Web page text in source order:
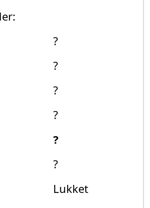
?
?
?
?
?
?
Lukket